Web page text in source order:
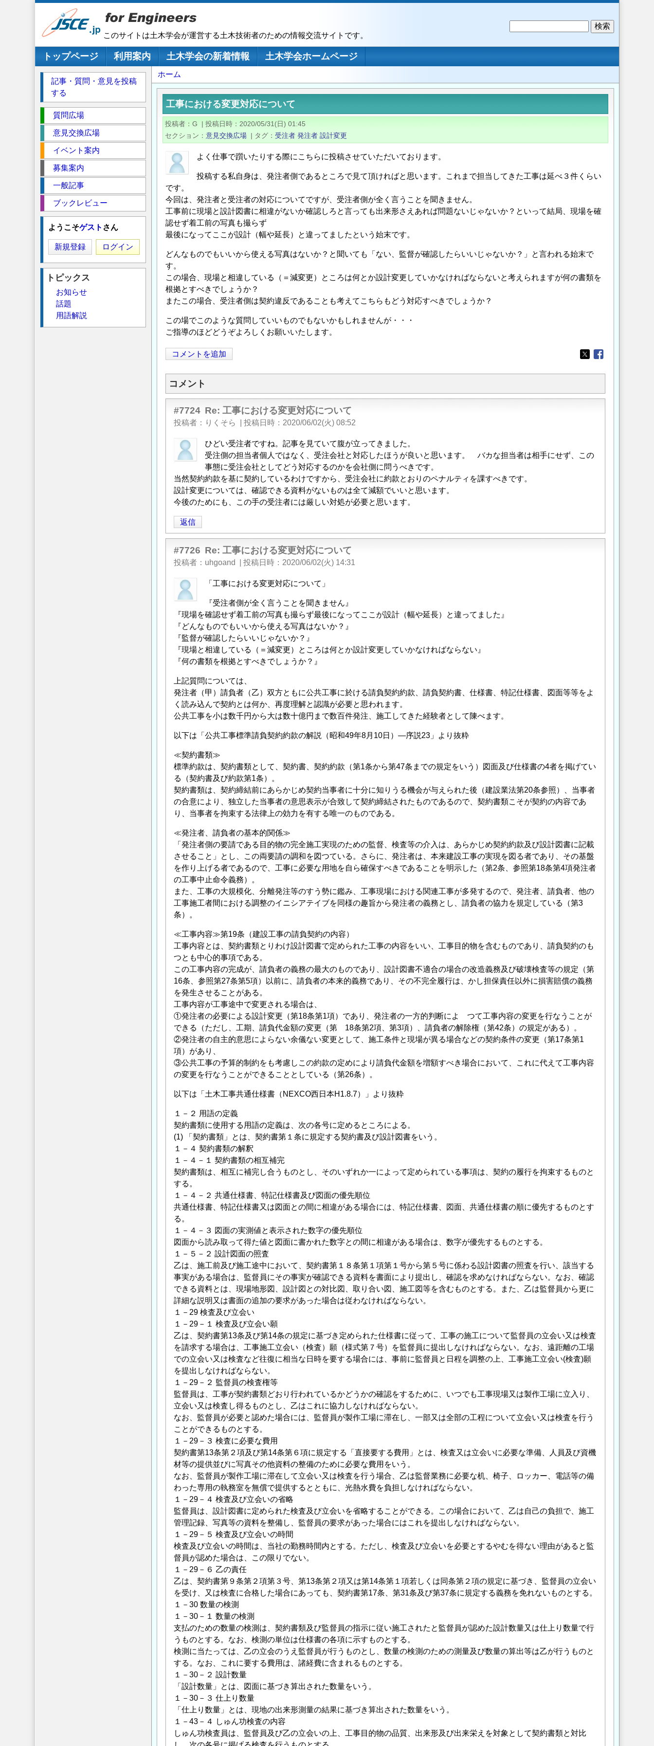
このサイトは土木学会が運営する土木技術者のための情報交流サイトです。
メインナビゲーション
トップページ 利用案内 土木学会の新着情報
土木学会ホームページ
パ
ン
く
ず
ホーム
工事における変更対応について
投稿者 G | 投稿日時
2020/05/31(日) 01:45
セクション
意見交換広場 | タグ 受注者 発注者 設計変更
よく仕事で躓いたりする際にこちらに投稿させていただいております。
投稿する私自身は、発注者側であるところで見て頂ければと思います。これまで担当してきた工事は延べ３件くらい
です。
今回は、発注者と受注者の対応についてですが、受注者側が全く言うことを聞きません。
工事前に現場と設計図書に相違がないか確認しろと言っても出来形さえあれば問題ないじゃないか？といって結局、現場を確
認せず着工前の写真も撮らず
最後になってここが設計（幅や延長）と違ってましたという始末です。
どんなものでもいいから使える写真はないか？と聞いても「ない、監督が確認したらいいじゃないか？」と言われる始末で
す。
この場合、現場と相違している（＝減変更）ところは何とか設計変更していかなければならないと考えられますが何の書類を
根拠とすべきでしょうか？
またこの場合、受注者側は契約違反であることも考えてこちらもどう対応すべきでしょうか？
この場でこのような質問していいものでもないかもしれませんが・・・
ご指導のほどどうぞよろしくお願いいたします。
コメントを追加
Opens in a new
Opens in a new
コメント
#7724 Re: 工事における変更対応について
投稿者 りくそら 投稿日時 2020/06/02(火) 08:52
ひどい受注者ですね。記事を見ていて腹が立ってきました。
受注側の担当者個人ではなく、受注会社と対応したほうが良いと思います。 バカな担当者は相手にせず、この
事態に受注会社としてどう対応するのかを会社側に問うべきです。
当然契約約款を基に契約しているわけですから、受注会社に約款とおりのペナルティを課すべきです。
設計変更については、確認できる資料がないものは全て減額でいいと思います。
今後のためにも、この手の受注者には厳しい対処が必要と思います。
返信
#7726 Re: 工事における変更対応について
投稿者 uhgoand 投稿日時 2020/06/02(火) 14:31
「工事における変更対応について」
『受注者側が全く言うことを聞きません』
『現場を確認せず着工前の写真も撮らず最後になってここが設計（幅や延長）と違ってました』
『どんなものでもいいから使える写真はないか？』
『監督が確認したらいいじゃないか？』
『現場と相違している（＝減変更）ところは何とか設計変更していかなければならない』
『何の書類を根拠とすべきでしょうか？』
上記質問については、
発注者（甲）請負者（乙）双方ともに公共工事に於ける請負契約約款、請負契約書、仕様書、特記仕様書、図面等等をよ
く読み込んで契約とは何か、再度理解と認識が必要と思われます。
公共工事を小は数千円から大は数十億円まで数百件発注、施工してきた経験者として陳べます。
以下は「公共工事標準請負契約約款の解説（昭和49年8月10日）―序説23」より抜粋
≪契約書類≫
標準約款は、契約書類として、契約書、契約約款（第1条から第47条までの規定をいう）図面及び仕様書の4者を掲げてい
る（契約書及び約款第1条）。
契約書類は、契約締結前にあらかじめ契約当事者に十分に知りうる機会が与えられた後（建設業法第20条参照）、当事者
の合意により、独立した当事者の意思表示が合致して契約締結されたものであるので、契約書類こそが契約の内容であ
り、当事者を拘束する法律上の効力を有する唯一のものである。
≪発注者、請負者の基本的関係≫
「発注者側の要請である目的物の完全施工実現のための監督、検査等の介入は、あらかじめ契約約款及び設計図書に記載
させること」とし、この両要請の調和を図つている。さらに、発注者は、本来建設工事の実現を図る者であり、その基盤
を作り上げる者であるので、工事に必要な用地を自ら確保すべきであることを明示した（第2条、参照第18条第4項発注者
の工事中止命令義務）。
また、工事の大規模化、分離発注等のすう勢に鑑み、工事現場における関連工事が多発するので、発注者、請負者、他の
工事施工者間における調整のイニシアテイブを同様の趣旨から発注者の義務とし、請負者の協力を規定している（第3
条）。
≪工事内容≫第19条（建設工事の請負契約の内容）
工事内容とは、契約書類とりわけ設計図書で定められた工事の内容をいい、工事目的物を含むものであり、請負契約のも
つとも中心的事項である。
この工事内容の完成が、請負者の義務の最大のものであり、設計図書不適合の場合の改造義務及び破壊検査等の規定（第
16条、参照第27条第5項）以前に、請負者の本来的義務であり、その不完全履行は、かし担保責任以外に損害賠償の義務
を発生させることがある。
工事内容が工事途中で変更される場合は、
①発注者の必要による設計変更（第18条第1項）であり、発注者の一方的判断によ つて工事内容の変更を行なうことが
できる（ただし、工期、請負代金額の変更（第 18条第2項、第3項）、請負者の解除権（第42条）の規定がある）。
②発注者の自主的意思によらない余儀ない変更として、施工条件と現場が異る場合などの契約条件の変更（第17条第1
項）があり、
③公共工事の予算的制約をも考慮しこの約款の定めにより請負代金額を増額すべき場合において、これに代えて工事内容
の変更を行なうことができることとしている（第26条）。
以下は「土木工事共通仕様書（NEXCO西日本H1.8.7）」より抜粋
１－２ 用語の定義
契約書類に使用する用語の定義は、次の各号に定めるところによる。
(1) 「契約書類」とは、契約書第１条に規定する契約書及び設計図書をいう。
１－４ 契約書類の解釈
１－４－１ 契約書類の相互補完
契約書類は、相互に補完し合うものとし、そのいずれか一によって定められている事項は、契約の履行を拘束するものと
する。
１－４－２ 共通仕様書、特記仕様書及び図面の優先順位
共通仕様書、特記仕様書又は図面との間に相違がある場合には、特記仕様書、図面、共通仕様書の順に優先するものとす
る。
１－４－３ 図面の実測値と表示された数字の優先順位
図面から読み取って得た値と図面に書かれた数字との間に相違がある場合は、数字が優先するものとする。
１－５－２ 設計図面の照査
乙は、施工前及び施工途中において、契約書第１８条第１項第１号から第５号に係わる設計図書の照査を行い、該当する
事実がある場合は、監督員にその事実が確認できる資料を書面により提出し、確認を求めなければならない。なお、確認
できる資料とは、現場地形図、設計図との対比図、取り合い図、施工図等を含むものとする。また、乙は監督員から更に
詳細な説明又は書面の追加の要求があった場合は従わなければならない。
１－29 検査及び立会い
１－29－１ 検査及び立会い願
乙は、契約書第13条及び第14条の規定に基づき定められた仕様書に従って、工事の施工について監督員の立会い又は検査
を請求する場合は、工事施工立会い（検査）願（様式第７号）を監督員に提出しなければならない。なお、遠距離の工場
での立会い又は検査など往復に相当な日時を要する場合には、事前に監督員と日程を調整の上、工事施工立会い(検査)願
を提出しなければならない。
１－29－２ 監督員の検査権等
監督員は、工事が契約書類どおり行われているかどうかの確認をするために、いつでも工事現場又は製作工場に立入り、
立会い又は検査し得るものとし、乙はこれに協力しなければならない。
なお、監督員が必要と認めた場合には、監督員が製作工場に滞在し、一部又は全部の工程について立会い又は検査を行う
ことができるものとする。
１－29－３ 検査に必要な費用
契約書第13条第２項及び第14条第６項に規定する「直接要する費用」とは、検査又は立会いに必要な準備、人員及び資機
材等の提供並びに写真その他資料の整備のために必要な費用をいう。
なお、監督員が製作工場に滞在して立会い又は検査を行う場合、乙は監督業務に必要な机、椅子、ロッカー、電話等の備
わった専用の執務室を無償で提供するとともに、光熱水費を負担しなければならない。
１－29－４ 検査及び立会いの省略
監督員は、設計図書に定められた検査及び立会いを省略することができる。この場合において、乙は自己の負担で、施工
管理記録、写真等の資料を整備し、監督員の要求があった場合にはこれを提出しなければならない。
１－29－５ 検査及び立会いの時間
検査及び立会いの時間は、当社の勤務時間内とする。ただし、検査及び立会いを必要とするやむを得ない理由があると監
督員が認めた場合は、この限りでない。
１－29－６ 乙の責任
乙は、契約書第９条第２項第３号、第13条第２項又は第14条第１項若しくは同条第２項の規定に基づき、監督員の立会い
を受け、又は検査に合格した場合にあっても、契約書第17条、第31条及び第37条に規定する義務を免れないものとする。
１－30 数量の検測
１－30－１ 数量の検測
支払のための数量の検測は、契約書類及び監督員の指示に従い施工されたと監督員が認めた設計数量又は仕上り数量で行
うものとする。なお、検測の単位は仕様書の各項に示すものとする。
検測に当たっては、乙の立会のうえ監督員が行うものとし、数量の検測のための測量及び数量の算出等は乙が行うものと
する。なお、これに要する費用は、諸経費に含まれるものとする。
１－30－２ 設計数量
「設計数量」とは、図面に基づき算出された数量をいう。
１－30－３ 仕上り数量
「仕上り数量」とは、現地の出来形測量の結果に基づき算出された数量をいう。
１－43－４ しゅん功検査の内容
しゅん功検査員は、監督員及び乙の立会いの上、工事目的物の品質、出来形及び出来栄えを対象として契約書類と対比
記事・質問・意見を投稿
する
ク
シ
質問広場
意見交換広場
イベント案内
募集案内
一般記事
ブックレビュー
ようこそゲスト さん
新規登録 ログイン
トピックス
お知らせ
話題
用語解説